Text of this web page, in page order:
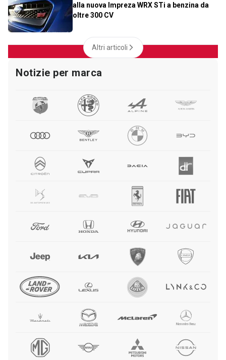
alla nuova Impreza WRX STi a benzina da
oltre 300 CV
Altri articoli
Notizie per marca